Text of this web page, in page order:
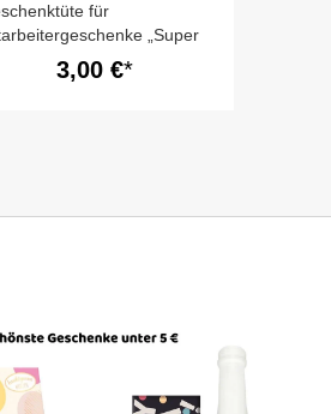
für
„Super
- zum Befüllen
3,00 €